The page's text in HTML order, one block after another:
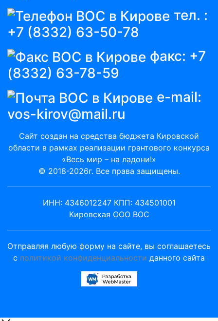
тел. :
+7 (8332) 63-50-78
факс: +7
(8332) 63-78-59
e-mail:
vos-kirov@mail.ru
Сайт создан на средства бюджета Кировской
области в рамках реализации грантового конкурса
«Весь мир – на ладони!»
© 2018-2026г. Все права защищены.
ИНН: 4346012247 КПП: 434501001
Кировская ООО ВОС
Отправляя любую форму на сайте, вы соглашаетесь
с политикой конфиденциальности данного сайта